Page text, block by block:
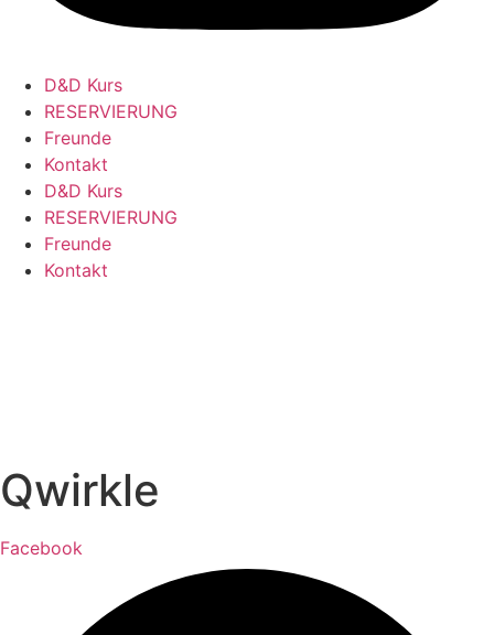
D&D Kurs
RESERVIERUNG
Freunde
Kontakt
D&D Kurs
RESERVIERUNG
Freunde
Kontakt
Qwirkle
Facebook